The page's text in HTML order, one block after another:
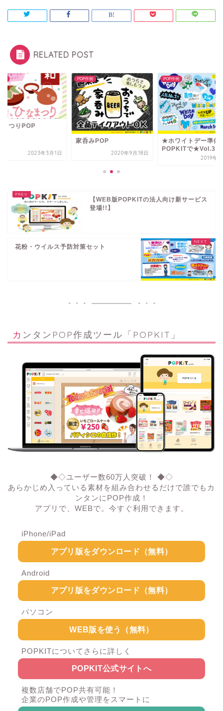
RELATED POST
まつりPOP
2023年3月1日
POP作例
家呑みPOP
2020年9月18日
POP作例
★ホワイトデー準備
POPKITで★Vol.3
2019年3
【WEB版POPKITの法人向け新サービス
登場!!】
花粉・ウイルス予防対策セット
カンタンPOP作成ツール「POPKIT」
◆◇ユーザー数60万人突破！ ◆◇
あらかじめ入っている素材を組み合わせるだけで誰でもカ
ンタンにPOP作成！
アプリで、WEBで。今すぐ利用できます。
iPhone/iPad
アプリ版をダウンロード（無料）
Android
アプリ版をダウンロード（無料）
パソコン
WEB版を使う（無料）
POPKITについてさらに詳しく
POPKIT公式サイトへ
複数店舗でPOP共有可能！
企業のPOP作成や管理をスマートに